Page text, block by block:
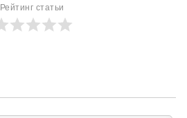
Рейтинг статьи